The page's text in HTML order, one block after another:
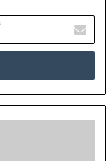
بريدك
الإلكتروني